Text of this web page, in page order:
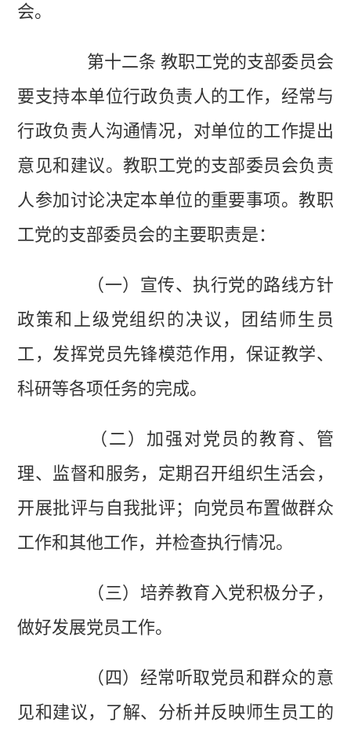
会。
第十二条 教职工党的支部委员会
要支持本单位行政负责人的工作，经常与
行政负责人沟通情况，对单位的工作提出
意见和建议。教职工党的支部委员会负责
人参加讨论决定本单位的重要事项。教职
工党的支部委员会的主要职责是：
（一）宣传、执行党的路线方针
政策和上级党组织的决议，团结师生员
工，发挥党员先锋模范作用，保证教学、
科研等各项任务的完成。
（二）加强对党员的教育、管
理、监督和服务，定期召开组织生活会，
开展批评与自我批评；向党员布置做群众
工作和其他工作，并检查执行情况。
（三）培养教育入党积极分子，
做好发展党员工作。
（四）经常听取党员和群众的意
见和建议，了解、分析并反映师生员工的